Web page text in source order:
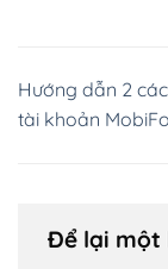
Hướng dẫn 2
tài khoản
Để lại một